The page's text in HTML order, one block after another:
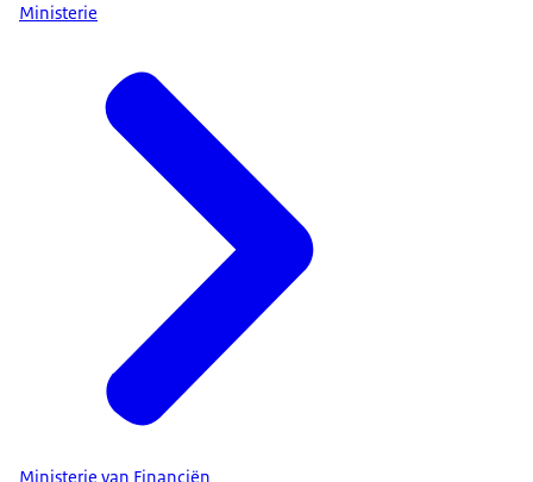
Ministerie